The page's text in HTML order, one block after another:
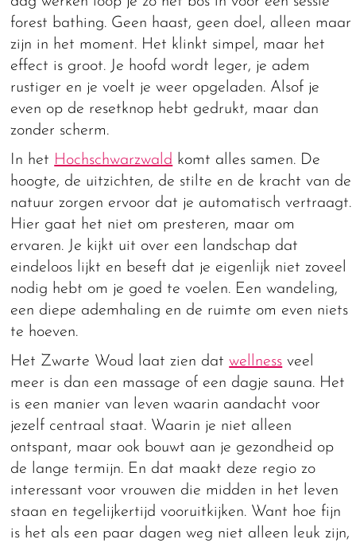
forest bathing. Geen haast, geen doel, alleen maar
zijn in het moment. Het klinkt simpel, maar het
effect is groot. Je hoofd wordt leger, je adem
rustiger en je voelt je weer opgeladen. Alsof je
even op de resetknop hebt gedrukt, maar dan
zonder scherm.
In het Hochschwarzwald komt alles samen. De
hoogte, de uitzichten, de stilte en de kracht van de
natuur zorgen ervoor dat je automatisch vertraagt.
Hier gaat het niet om presteren, maar om
ervaren. Je kijkt uit over een landschap dat
eindeloos lijkt en beseft dat je eigenlijk niet zoveel
nodig hebt om je goed te voelen. Een wandeling,
een diepe ademhaling en de ruimte om even niets
te hoeven.
Het Zwarte Woud laat zien datwellness veel
meer is dan een massage of een dagje sauna. Het
is een manier van leven waarin aandacht voor
jezelf centraal staat. Waarin je niet alleen
ontspant, maar ook bouwt aan je gezondheid op
de lange termijn. En dat maakt deze regio zo
interessant voor vrouwen die midden in het leven
staan en tegelijkertijd vooruitkijken. Want hoe fijn
is het als een paar dagen weg niet alleen leuk zijn,